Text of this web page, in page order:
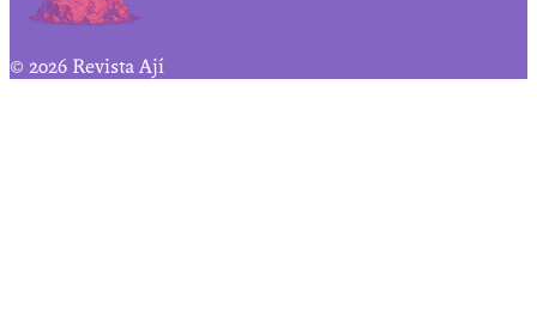
© 2026 Revista Ají